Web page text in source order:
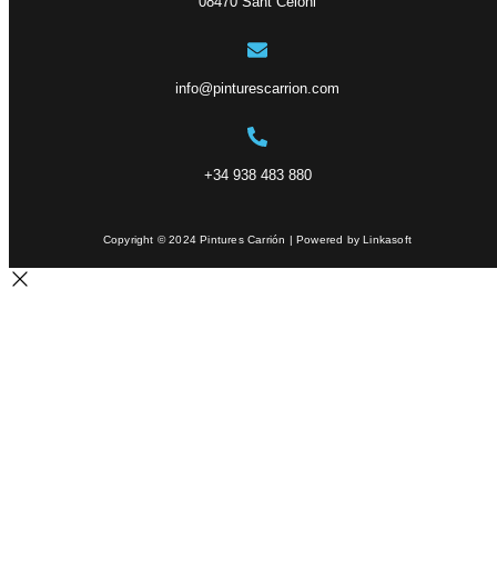
info@pinturescarrion.com
+34 938 483 880
Copyright © 2024 Pintures Carrión | Powered by Linkasoft